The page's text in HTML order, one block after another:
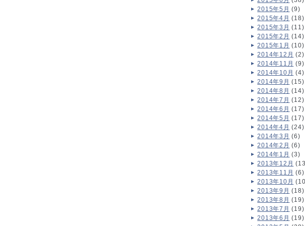
2015年5月 (9)
2015年4月 (18)
2015年3月 (11)
2015年2月 (14)
2015年1月 (10)
2014年12月 (2)
2014年11月 (9)
2014年10月 (4)
2014年9月 (15)
2014年8月 (14)
2014年7月 (12)
2014年6月 (17)
2014年5月 (17)
2014年4月 (24)
2014年3月 (6)
2014年2月 (6)
2014年1月 (3)
2013年12月
2013年11月 (6)
2013年10月
2013年9月 (18)
2013年8月 (19)
2013年7月 (19)
2013年6月 (19)